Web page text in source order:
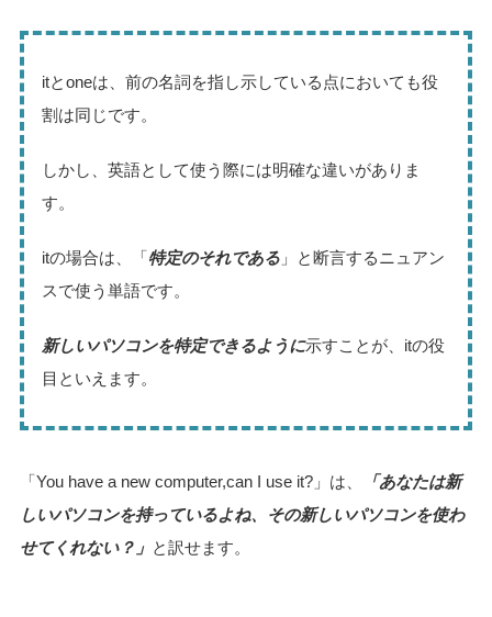
itとoneは、前の名詞を指し示している点においても役
割は同じです。
しかし、英語として使う際には明確な違いがありま
す。
itの場合は、「特定のそれである」と断言するニュアン
スで使う単語です。
新しいパソコンを特定できるように示すことが、itの役
目といえます。
「You have a new computer,can I use it?」は、
「あなたは新
しいパソコンを持っているよね、その新しいパソコンを使わ
せてくれない？」 と訳せます。